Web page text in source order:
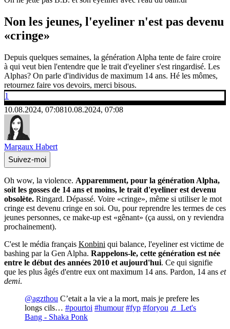
Non les jeunes, l'eyeliner n'est pas devenu
«cringe»
Depuis quelques semaines, la génération Alpha tente de faire croire
à qui veut bien l'entendre que le trait d'eyeliner s'est ringardisé. Les
Alphas? On parle d'individus de maximum 14 ans. Hé les mômes,
retournez faire vos devoirs, merci bisous.
1
10.08.2024, 07:0810.08.2024, 07:08
Margaux Habert
Suivez-moi
Oh wow, la violence. Apparemment, pour la génération Alpha,
soit les gosses de 14 ans et moins, le trait d'eyeliner est devenu
obsolète. Ringard. Dépassé. Voire «cringe», même si utiliser le mot
cringe est devenu cringe en soi. Ou, pour reprendre les termes de ces
jeunes personnes, ce make-up est «gênant» (ça aussi, on y reviendra
prochainement).
C'est le média français Konbini qui balance, l'eyeliner est victime de
bashing par la Gen Alpha. Rappelons-le, cette génération est née
entre le début des années 2010 et aujourd'hui. Ce qui signifie
que les plus âgés d'entre eux ont maximum 14 ans. Pardon, 14 ans et
demi.
@agzthou C’etait a la vie a la mort, mais je prefere les
longs cils… #pourtoi #humour #fyp #foryou ♬ Let's
Bang - Shaka Ponk